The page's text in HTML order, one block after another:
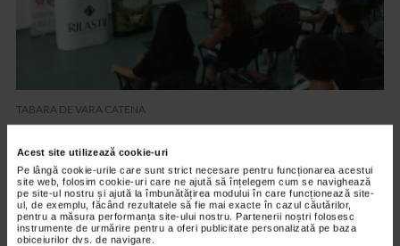
Acest site utilizează cookie-uri
Pe lângă cookie-urile care sunt strict necesare pentru funcționarea acestui
site web, folosim cookie-uri care ne ajută să înțelegem cum se navighează
pe site-ul nostru și ajută la îmbunătățirea modului în care funcționează site-
ul, de exemplu, făcând rezultatele să fie mai exacte în cazul căutărilor,
pentru a măsura performanța site-ului nostru. Partenerii noștri folosesc
instrumente de urmărire pentru a oferi publicitate personalizată pe baza
obiceiurilor dvs. de navigare.
TABARA DE VARA CATENA
Sud
3.601 vizualizari
VIDEO